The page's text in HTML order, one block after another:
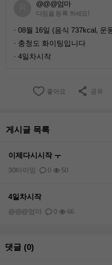
@@@엄마
다짐을 등록 하세요!
· 08월 16일 (음식 737kcal, 운
· 충청도 화이팅입니다
· 4일차시작
좋아요 공유
게시글 목록
이제다시시작 ㅜ
0 50
30타이밍
4일차시작
0 66
@@@엄마
댓글 (0)